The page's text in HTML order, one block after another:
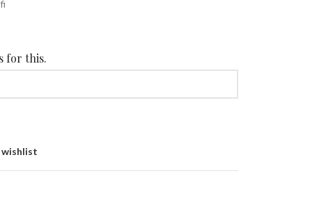
for this.
wishlist